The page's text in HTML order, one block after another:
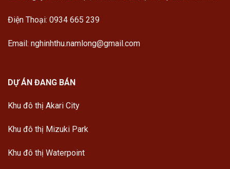
Điện Thoại: 0934 665 239
Email: nghinhthu.namlong@gmail.com
DỰ ÁN ĐANG BÁN
Khu đô thị Akari City
Khu đô thị Mizuki Park
Khu đô thị Waterpoint